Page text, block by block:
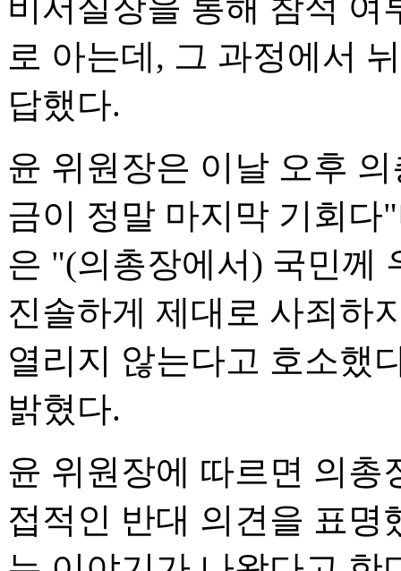
로 아는데, 그 과정에서
답했다.
윤 위원장은 이날 오후
금이 정말 마지막 기회다
은 "(의총장에서) 국민께
진솔하게 제대로 사죄하
열리지 않는다고 호소했
밝혔다.
윤 위원장에 따르면 의총
접적인 반대 의견을 표명